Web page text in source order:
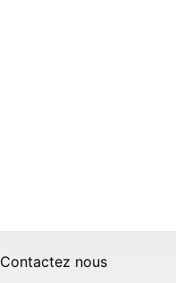
Contactez nous